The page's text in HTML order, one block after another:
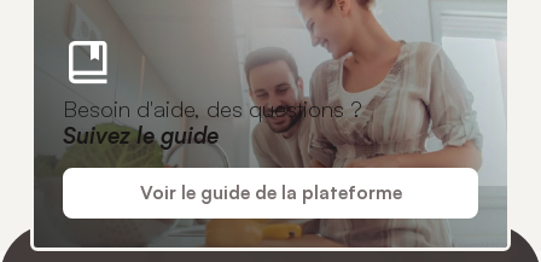
Besoin d'aide, des questions ?
Suivez le guide
Voir le guide de la plateforme